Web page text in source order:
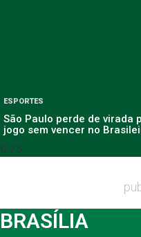
ESPORTES
São Paulo perde de virada
jogo sem vencer no
BRASÍLIA